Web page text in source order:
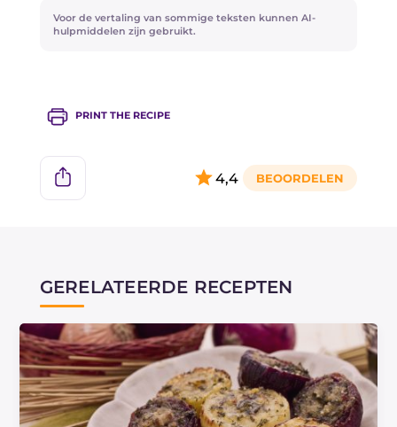
maar wilt: leef je uit!), of verrijk de vulling met
blokjes spek of gerookt spek.</p>
Voor de vertaling van sommige teksten kunnen AI-
hulpmiddelen zijn gebruikt.
PRINT THE RECIPE
4,4
GERELATEERDE RECEPTEN